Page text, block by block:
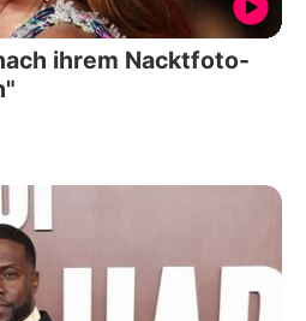
ihrem Nacktfoto-